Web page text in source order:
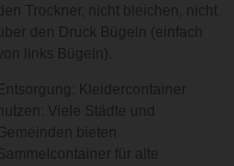
den Trockner, nicht bleichen, nicht
über den Druck Bügeln (einfach
von links Bügeln).
Entsorgung: Kleidercontainer
nutzen
: Viele Städte und
Gemeinden bieten
Sammelcontainer für alte